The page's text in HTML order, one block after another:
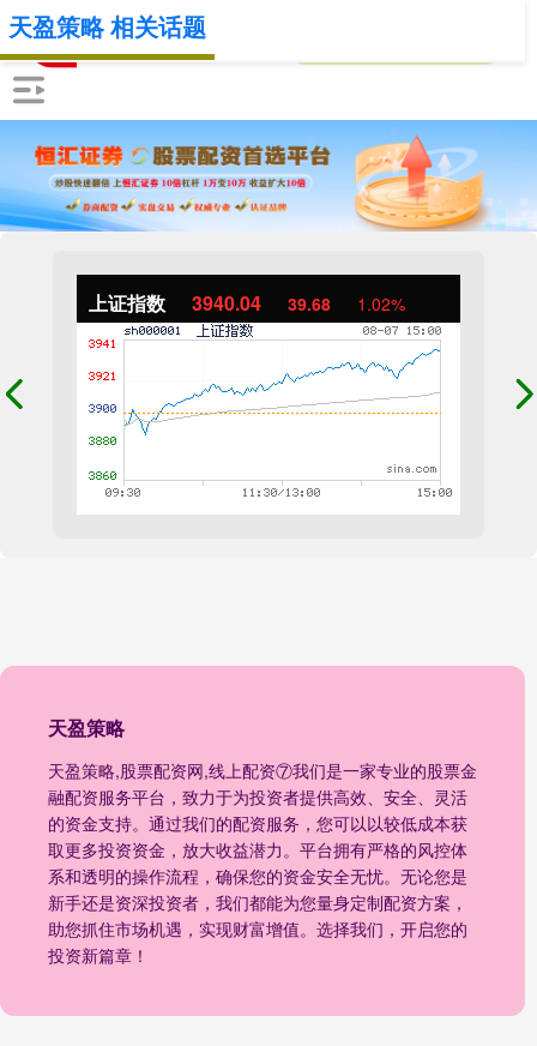
上证指数 3940.04 39.68 1.02%
天盈策略
天盈策略,股票配资网,线上配资⑦我们是一家专业的股票金
融配资服务平台，致力于为投资者提供高效、安全、灵活
的资金支持。通过我们的配资服务，您可以以较低成本获
取更多投资资金，放大收益潜力。平台拥有严格的风控体
系和透明的操作流程，确保您的资金安全无忧。无论您是
新手还是资深投资者，我们都能为您量身定制配资方案，
助您抓住市场机遇，实现财富增值。选择我们，开启您的
投资新篇章！
天盈策略 相关话题